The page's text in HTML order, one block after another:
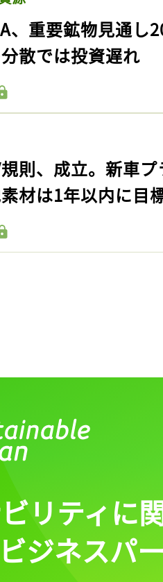
、重要鉱物見通
散では投資遅れ
規則、成立。新車
材は1年以内に目
リティに
ジネスパ